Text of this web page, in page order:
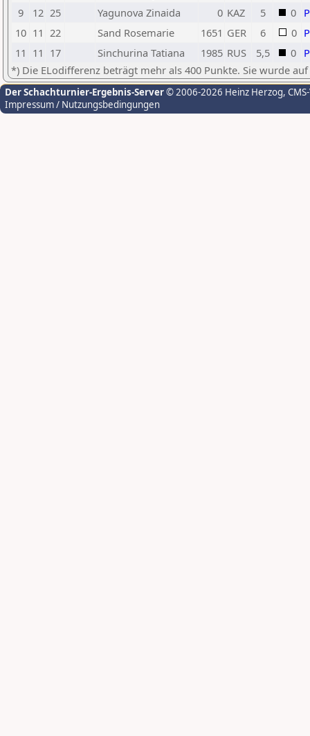
9
12 25 Yagunova Zinaida 0 KAZ 5 0
10 11 22 Sand Rosemarie 1651 GER 6 0
11 11 17 Sinchurina Tatiana 1985 RUS 5,5 0
*) Die ELodifferenz beträgt mehr als 400 Punkte. Sie wurde
Der Schachturnier-Ergebnis-Server© 2006-2026 Heinz Herzog,
Impressum / Nutzungsbedingungen